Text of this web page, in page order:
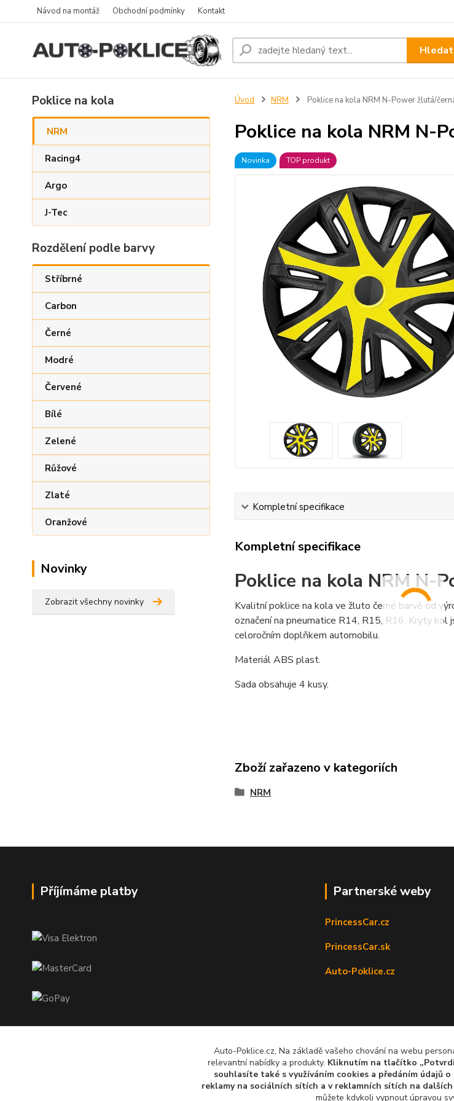
Návod na montáž Obchodní podmínky Kontakt
Hledat
Poklice na kola
NRM
Racing4
Argo
J-Tec
Rozdělení podle barvy
Stříbrné
Carbon
Černé
Modré
Červené
Bílé
Zelené
Růžové
Zlaté
Oranžové
Novinky
Zobrazit všechny novinky
Úvod NRM Poklice na kola NRM N-Power žlutá/
Poklice na kola NRM N-
Novinka TOP produkt
Kompletní specifikace
Kompletní specifikace
Poklice na kola NRM N-
Kvalitní poklice na kola ve žluto černé barvě od
označení na pneumatice R14, R15, R16. Kryty kol
celoročním doplňkem automobilu.
Materiál ABS plast.
Sada obsahuje 4 kusy.
Zboží zařazeno v kategoriích
NRM
Příjímáme platby Partnerské weby
PrincessCar.cz
PrincessCar.sk
Auto-Poklice.cz
Auto-Poklice.cz, Na základě vašeho chování na webu
relevantní nabídky a produkty. Kliknutím na tlačítko
souhlasíte také s využíváním cookies a předáním údajů
reklamy na sociálních sítích a v reklamních sítích na
můžete kdykoli vypnout úpravou